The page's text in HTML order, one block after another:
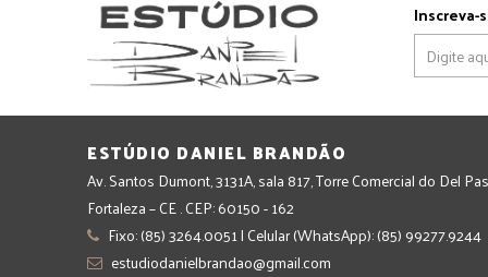
Inscreva-
ESTÚDIO DANIEL BRANDÃO
Av. Santos Dumont, 3131A, sala 817, Torre Comercial do Del
Fortaleza – CE . CEP: 60150 - 162
Fixo: (85) 3264.0051 | Celular (WhatsApp): (85) 99277.9244
estudiodanielbrandao@gmail.com